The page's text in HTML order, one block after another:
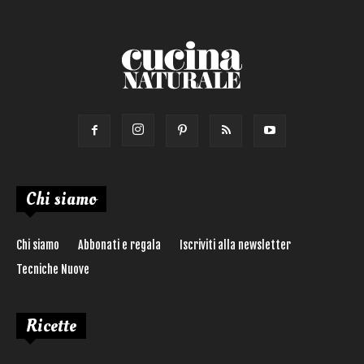
Chi siamo
Chi siamo Abbonati e regala
Iscriviti alla newsletter
Tecniche Nuove
Ricette